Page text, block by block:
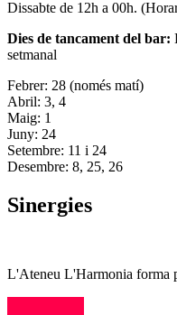
Dissabte de 12h a 00h.
Dies de tancament del bar:
setmanal
Febrer: 28 (només matí)
Abril: 3, 4
Maig: 1
Juny: 24
Setembre: 11 i 24
Desembre: 8, 25, 26
Sinergies
L'Ateneu L'Harmonia forma